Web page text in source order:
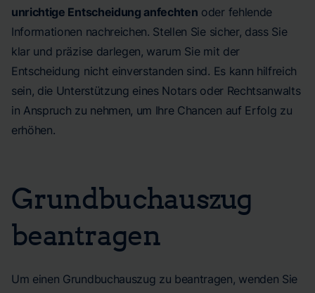
unrichtige Entscheidung anfechten oder fehlende
Informationen nachreichen. Stellen Sie sicher, dass Sie
klar und präzise darlegen, warum Sie mit der
Entscheidung nicht einverstanden sind. Es kann hilfreich
sein, die Unterstützung eines Notars oder Rechtsanwalts
in Anspruch zu nehmen, um Ihre Chancen auf Erfolg zu
erhöhen.
Grundbuchauszug
beantragen
Um einen Grundbuchauszug zu beantragen, wenden Sie